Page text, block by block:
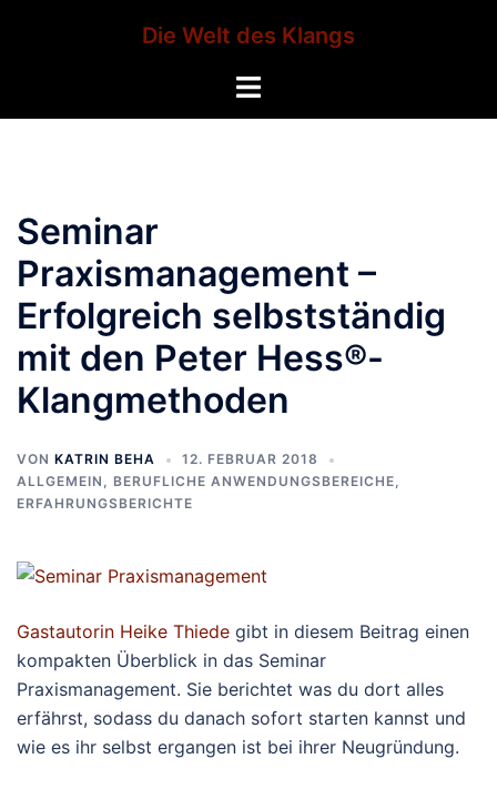
Die Welt des Klangs
Menü
Seminar
Praxismanagement –
Erfolgreich selbstständig
mit den Peter Hess®-
Klangmethoden
VON KATRIN BEHA
12. FEBRUAR 2018
ALLGEMEIN , BERUFLICHE ANWENDUNGSBEREICHE,
ERFAHRUNGSBERICHTE
Gastautorin Heike Thiede gibt in diesem Beitrag einen
kompakten Überblick in das Seminar
Praxismanagement. Sie berichtet was du dort alles
erfährst, sodass du danach sofort starten kannst und
wie es ihr selbst ergangen ist bei ihrer Neugründung.